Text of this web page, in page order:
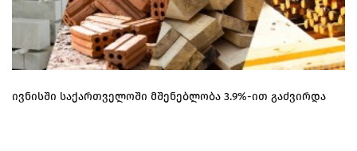
ივნისში საქართველოში მშენებლობა 3.9%-ით გაძვირდა